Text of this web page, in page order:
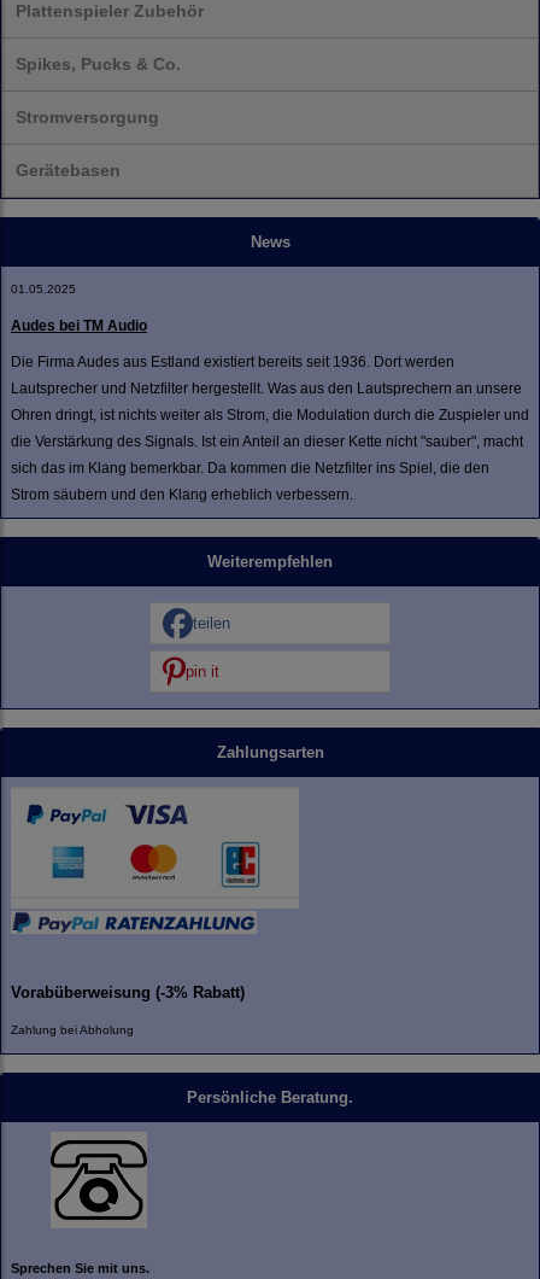
Plattenspieler Zubehör
Spikes, Pucks & Co.
Stromversorgung
Gerätebasen
News
01.05.2025
Audes bei TM Audio
Die Firma Audes aus Estland existiert bereits seit 1936. Dort werden
Lautsprecher und Netzfilter hergestellt. Was aus den Lautsprechern an unsere
Ohren dringt, ist nichts weiter als Strom, die Modulation durch die Zuspieler und
die Verstärkung des Signals. Ist ein Anteil an dieser Kette nicht "sauber", macht
sich das im Klang bemerkbar. Da kommen die Netzfilter ins Spiel, die den
Strom säubern und den Klang erheblich verbessern.
Weiterempfehlen
teilen
pin it
Zahlungsarten
Vorabüberweisung (-3% Rabatt)
Zahlung bei Abholung
Persönliche Beratung.
Sprechen Sie mit uns.